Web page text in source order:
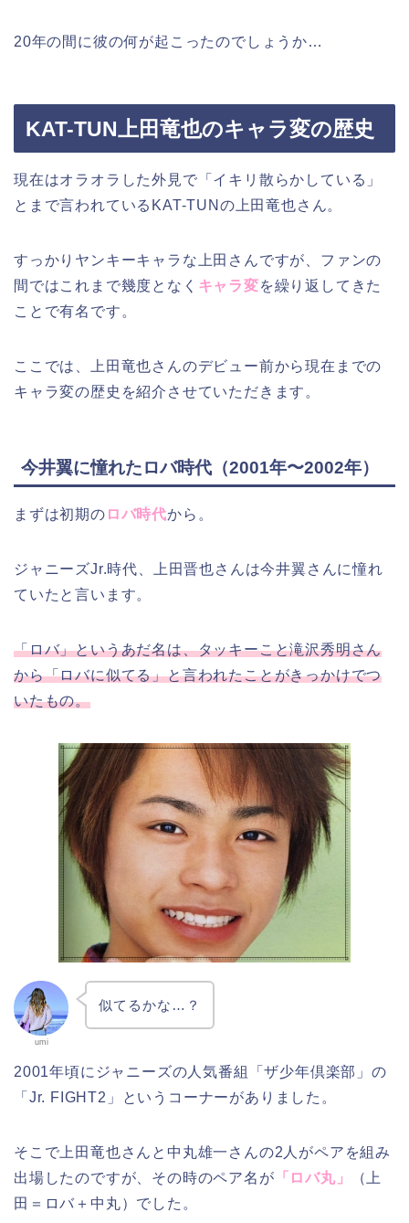
20年の間に彼の何が起こったのでしょうか…
KAT-TUN上田竜也のキャラ変の歴史
現在はオラオラした外見で「イキリ散らかしている」
とまで言われているKAT-TUNの上田竜也さん。
すっかりヤンキーキャラな上田さんですが、ファンの
間ではこれまで幾度となく キャラ変を繰り返してきた
ことで有名です。
ここでは、上田竜也さんのデビュー前から現在までの
キャラ変の歴史を紹介させていただきます。
今井翼に憧れたロバ時代（2001年〜2002年）
まずは初期の ロバ時代から。
ジャニーズJr.時代、上田晋也さんは今井翼さんに憧れ
ていたと言います。
「ロバ」というあだ名は、タッキーこと滝沢秀明さん
から「ロバに似てる」と言われたことがきっかけでつ
いたもの。
umi
似てるかな…？
2001年頃にジャニーズの人気番組「ザ少年倶楽部」の
「Jr. FIGHT2」というコーナーがありました。
そこで上田竜也さんと中丸雄一さんの2人がペアを組み
出場したのですが、その時のペア名が 「ロバ丸」
（上
田＝ロバ＋中丸）でした。